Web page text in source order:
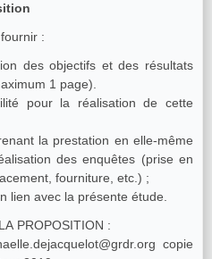
:
des objectifs et des résultats
1 page).
pour la réalisation de cette
la prestation en elle-même
des enquêtes (prise en
fourniture, etc.) ;
lien avec la présente étude.
PROPOSITION :
copie